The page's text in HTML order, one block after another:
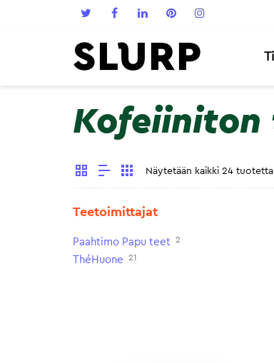
Kofeiiniton
Näytetään kaikki 24 tuotetta
Teetoimittajat
Paahtimo Papu teet 2
ThéHuone 21